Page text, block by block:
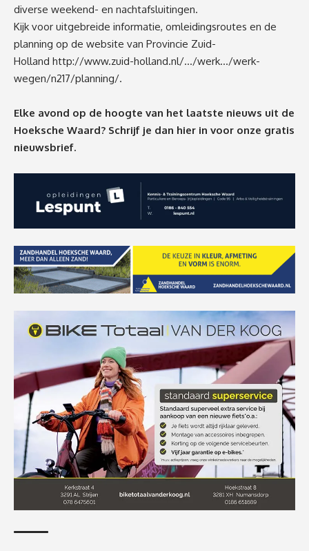
diverse weekend- en nachtafsluitingen.
Kijk voor uitgebreide informatie, omleidingsroutes en de
planning op de website van Provincie Zuid-
Holland http://www.zuid-holland.nl/…/werk…/werk-
wegen/n217/planning/.
Elke avond op de hoogte van het laatste nieuws uit de
Hoeksche Waard? Schrijf je dan hier in voor onze gratis
nieuwsbrief.